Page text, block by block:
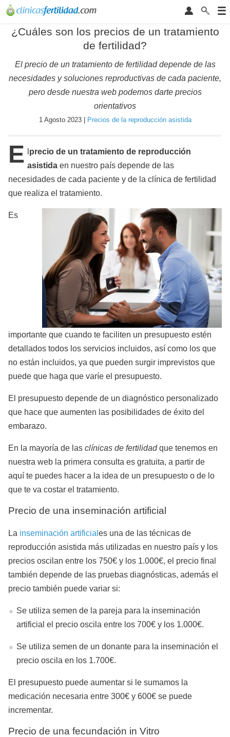
¿Cuáles son los precios de un tratamiento
de fertilidad?
El precio de un tratamiento de fertilidad depende de las
necesidades y soluciones reproductivas de cada paciente,
pero desde nuestra web podemos darte precios
orientativos
1 Agosto 2023 | Precios de la reproducción asistida
E
precio de un tratamiento de reproducción
asistidaen nuestro país depende de las
necesidades de cada paciente y de la clínica de fertilidad
que realiza el tratamiento.
Es
importante que cuando te faciliten un presupuesto estén
detallados todos los servicios incluidos, así como los que
no están incluidos, ya que pueden surgir imprevistos que
puede que haga que varíe el presupuesto.
El presupuesto depende de un diagnóstico personalizado
que hace que aumenten las posibilidades de éxito del
embarazo.
En la mayoría de las clínicas de fertilidadque tenemos en
nuestra web la primera consulta es gratuita, a partir de
aquí te puedes hacer a la idea de un presupuesto o de lo
que te va costar el tratamiento.
Precio de una inseminación artificial
La inseminación artificial es una de las técnicas de
reproducción asistida más utilizadas en nuestro país y los
precios oscilan entre los 750€ y los 1.000€, el precio final
también depende de las pruebas diagnósticas, además el
precio también puede variar si:
Se utiliza semen de la pareja para la inseminación
artificial el precio oscila entre los 700€ y los 1.000€.
Se utiliza semen de un donante para la inseminación el
precio oscila en los 1.700€.
El presupuesto puede aumentar si le sumamos la
medicación necesaria entre 300€ y 600€ se puede
incrementar.
Precio de una fecundación in Vitro